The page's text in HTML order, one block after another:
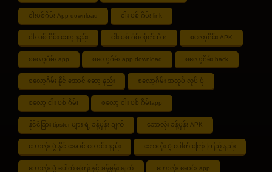
ငါးပစ်ဂိမ်း App download ငါး ပစ် ဂိမ်း link
ငါး ပစ် ဂိမ်း ဆော့ နည်း ငါး ပစ် ဂိမ်း ပိုက်ဆံ ရ စလော့ဂိမ်း APK
စလော့ဂိမ်း app စလော့ဂိမ်း app download စလော့ဂိမ်း hack
စလော့ဂိမ်း နိုင် အောင် ဆော့ နည်း စလော့ဂိမ်း အလုပ် လုပ် ပုံ
စလော့ ငါး ပစ် ဂိမ်း စလော့ ငါး ပစ် ဂိမ်းapp
နိုင်ငံခြား tipster များ ရဲ့ ခန့်မှန်း ချက် ဘောလုံး ခန့်မှန်း APK
ဘောလုံး ပွဲ နိုင် အောင် လောင်း နည်း ဘောလုံး ပွဲ ပေါက် ကြေး ကြည့် နည်း
ဘောလုံး ပွဲ ပေါက် ကြေး နှင့် ခန့်မှန်း ချက် ဘောလုံး မောင်း app